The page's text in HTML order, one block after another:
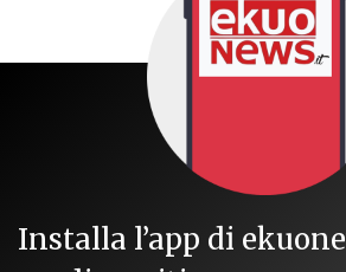
Installa l’app di